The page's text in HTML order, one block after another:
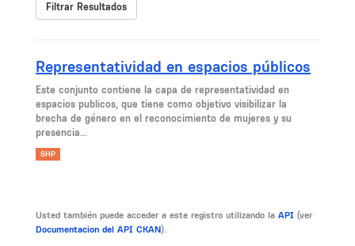
Filtrar Resultados
Representatividad en espacios públicos
Este conjunto contiene la capa de representatividad en
espacios publicos, que tiene como objetivo visibilizar la
brecha de género en el reconocimiento de mujeres y su
presencia...
SHP
Usted también puede acceder a este registro utilizando la API (ver
Documentacion del API CKAN).